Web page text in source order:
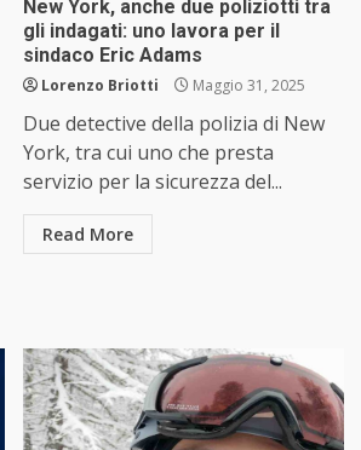
New York, anche due poliziotti tra
gli indagati: uno lavora per il
sindaco Eric Adams
Lorenzo Briotti Maggio 31, 2025
Due detective della polizia di New
York, tra cui uno che presta
servizio per la sicurezza del...
Read More